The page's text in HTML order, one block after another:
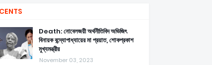
Death: নোবেলজয়ী অর্থনীতিবিদ অভিজিৎ
বিনায়ক বন্দ্যোপাধ্যায়ের মা প্রয়াত, শোকপ্রকাশ
মুখ্যমন্ত্রীর
November 03, 2023